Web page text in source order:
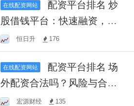
在线配资网站
股借钱平台：快速融资，助
您把握投资良机！
恒日升 176
在线配资网站
外配资合法吗？风险与合规
性解析宏源财经 135